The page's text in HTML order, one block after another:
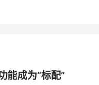
能成为“标配”